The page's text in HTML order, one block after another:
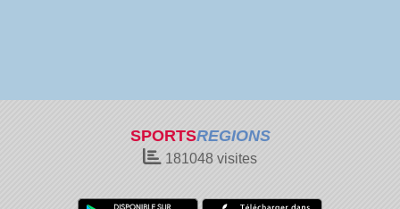
SPORTSREGIONS
181048 visites